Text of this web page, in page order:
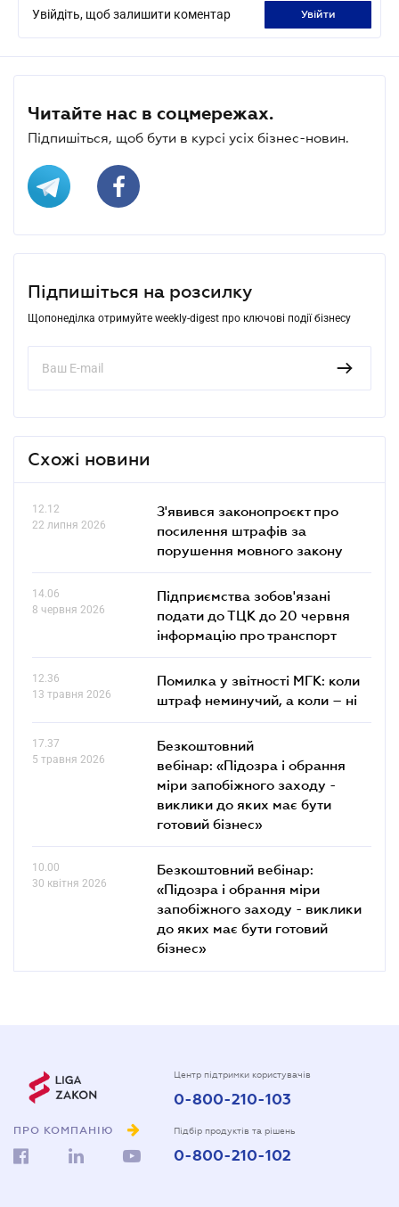
Увійдіть, щоб залишити коментар увійти
Читайте нас в соцмережах.
Підпишіться, щоб бути в курсі усіх бізнес-новин.
Підпишіться на розсилку
Щопонеділка отримуйте weekly-digest про ключові події бізнесу
Схожі новини
12.12
22 липня 2026
З'явився законопроєкт про
посилення штрафів за
порушення мовного закону
14.06
8 червня 2026
Підприємства зобов'язані
подати до ТЦК до 20 червня
інформацію про транспорт
12.36
13 травня 2026
Помилка у звітності МГК: коли
штраф неминучий, а коли – ні
17.37
5 травня 2026
Безкоштовний
вебінар: «Підозра і обрання
міри запобіжного заходу -
виклики до яких має бути
готовий бізнес»
10.00
30 квітня 2026
Безкоштовний вебінар:
«Підозра і обрання міри
запобіжного заходу - виклики
до яких має бути готовий
бізнес»
ПРО КОМПАНІЮ
Центр підтримки користувачів
0-800-210-103
Підбір продуктів та рішень
0-800-210-102